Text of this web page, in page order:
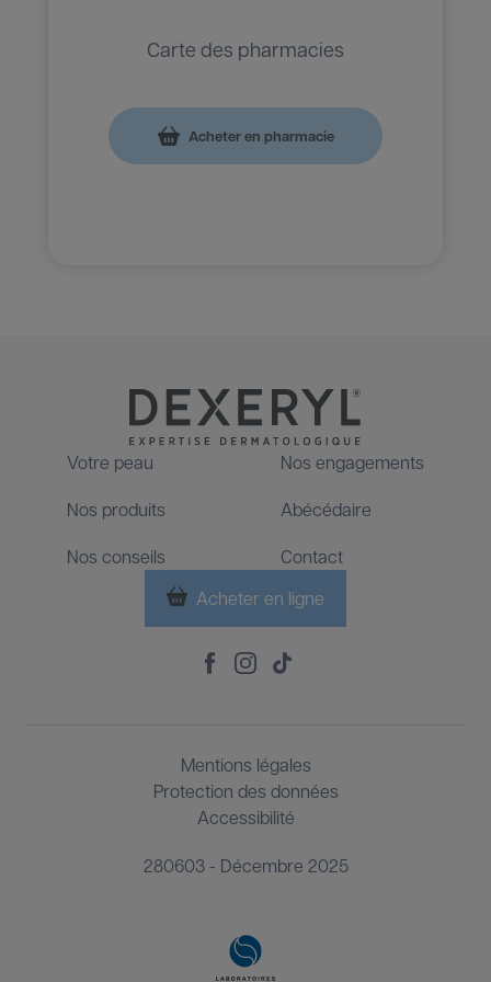
Carte des pharmacies
Acheter en pharmacie
Footer
Votre peau Nos engagements
Nos produits Abécédaire
Nos conseils
Contact
Acheter en ligne
Mentions légales
Protection des données
Accessibilité
280603 - Décembre 2025